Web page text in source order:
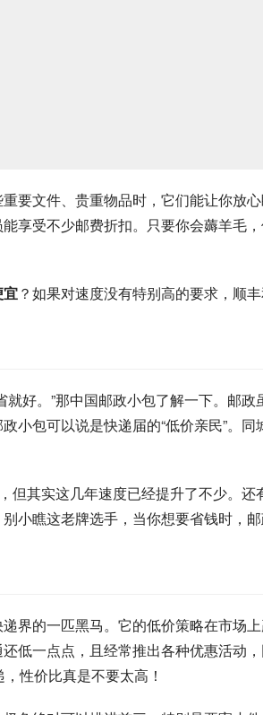
要文件、贵重物品时，它们能让你放
享受不少邮费折扣。只要你会薅羊毛
宜？如果对速度没有特别高的要求，顺
好。”那中国邮政小包了解一下。邮政
小包可以说是快递届的“低价亲民”。
但其实这几年速度已经提升了不少。
小瞧这老牌选手，当你想要省钱时，邮
界的一匹黑马。它的低价策略在市场
低一点点，且经常推出各种优惠活动
性价比真是不要太高！